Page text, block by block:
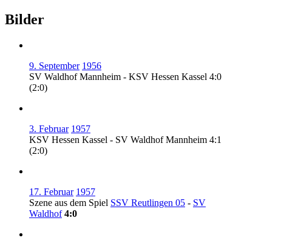
Bilder
9. September 1956
SV Waldhof Mannheim - KSV Hessen Kassel 4:0
(2:0)
3. Februar 1957
KSV Hessen Kassel - SV Waldhof Mannheim 4:1
(2:0)
17. Februar 1957
Szene aus dem Spiel SSV Reutlingen 05 - SV
Waldhof 4:0